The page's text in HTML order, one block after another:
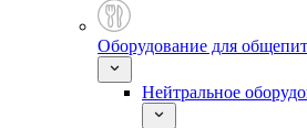
Оборудование для
Нейтральное